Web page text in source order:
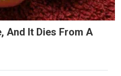
And It Dies From A